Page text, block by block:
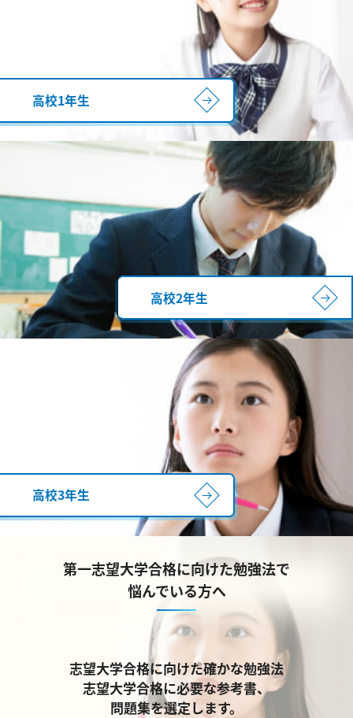
高校1年生
高校2年生
高校3年生
第一志望大学合格に向けた勉強法で
悩んでいる方へ
志望大学合格に向けた確かな勉強法
志望大学合格に必要な参考書、
問題集を選定します。